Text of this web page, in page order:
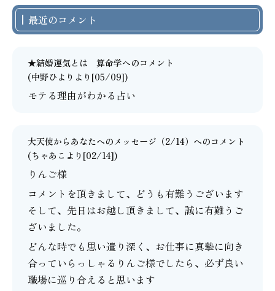
最近のコメント
★結婚運気とは 算命学へのコメント
(中野ひよりより[05/09])
モテる理由がわかる占い
大天使からあなたへのメッセージ（2/14） へのコメント
(ちゃあこ より[02/14])
りんご様
コメントを頂きまして、どうも有難うございます
そして、先日はお越し頂きまして、誠に有難うご
ざいました。
どんな時でも思い遣り深く、お仕事に真摯に向き
合っていらっしゃるりんご様でしたら、必ず良い
職場に巡り合えると思います